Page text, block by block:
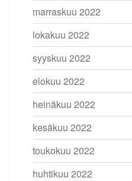
marraskuu 2022
lokakuu 2022
syyskuu 2022
elokuu 2022
heinäkuu 2022
kesäkuu 2022
toukokuu 2022
huhtikuu 2022